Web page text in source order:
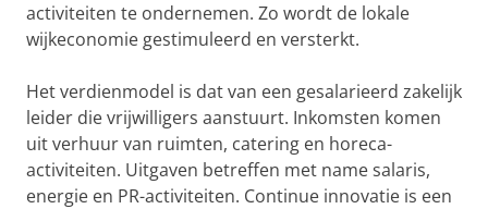
activiteiten te ondernemen. Zo wordt de lokale
wijkeconomie gestimuleerd en versterkt.
Het verdienmodel is dat van een gesalarieerd zakelijk
leider die vrijwilligers aanstuurt. Inkomsten komen
uit verhuur van ruimten, catering en horeca-
activiteiten. Uitgaven betreffen met name salaris,
energie en PR-activiteiten. Continue innovatie is een